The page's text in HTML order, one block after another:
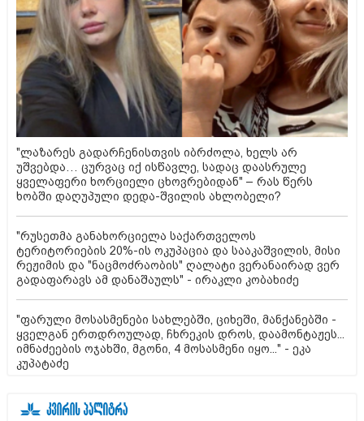
"ლაზარეს გადარჩენისთვის იბრძოლა, ხელს არ
უშვებდა… ცურვაც იქ ისწავლე, სადაც დაასრულე
ყველაფერი ხორციელი ცხოვრებიდან" – რას წერს
ხობში დაღუპული დედა-შვილის ახლობელი?
"რუსეთმა განახორციელა საქართველოს
ტერიტორიების 20%-ის ოკუპაცია და სააკაშვილის, მისი
რეჟიმის და "ნაცმოძრაობის" ღალატი ვერანაირად ვერ
გადაფარავს ამ დანაშაულს" - ირაკლი კობახიძე
"ფარული მოსასმენები სახლებში, ციხეში, მანქანებში -
ყველგან ერთდროულად, ჩხრეკის დროს, დაამონტაჟეს...
იმნაძეების ოჯახში, მგონი, 4 მოსასმენი იყო..." - ეკა
კუპატაძე